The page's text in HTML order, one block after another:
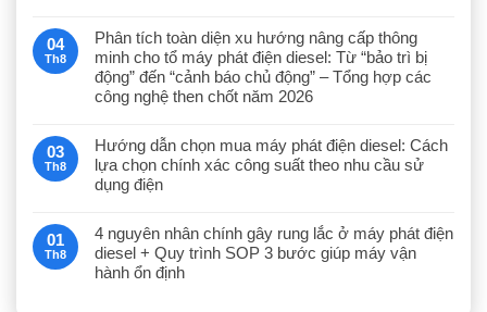
04
Th8
Phân tích toàn diện xu hướng nâng cấp thông
minh cho tổ máy phát điện diesel: Từ “bảo trì bị
động” đến “cảnh báo chủ động” – Tổng hợp các
công nghệ then chốt năm 2026
03
Th8
Hướng dẫn chọn mua máy phát điện diesel: Cách
lựa chọn chính xác công suất theo nhu cầu sử
dụng điện
01
Th8
4 nguyên nhân chính gây rung lắc ở máy phát điện
diesel + Quy trình SOP 3 bước giúp máy vận
hành ổn định